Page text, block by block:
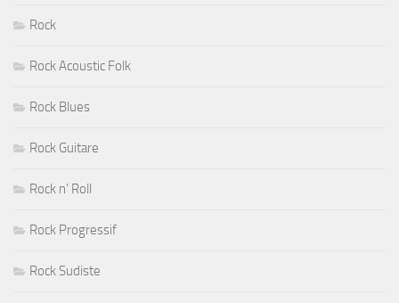
Rock
Rock Acoustic Folk
Rock Blues
Rock Guitare
Rock n' Roll
Rock Progressif
Rock Sudiste